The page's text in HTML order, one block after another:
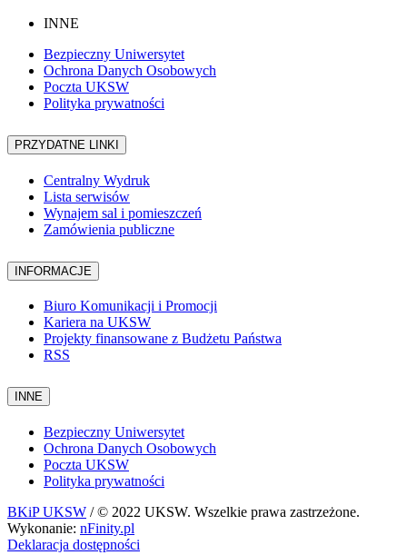
INNE
Bezpieczny Uniwersytet
Ochrona Danych Osobowych
Poczta UKSW
Polityka prywatności
PRZYDATNE LINKI
Centralny Wydruk
Lista serwisów
Wynajem sal i pomieszczeń
Zamówienia publiczne
INFORMACJE
Biuro Komunikacji i Promocji
Kariera na UKSW
Projekty finansowane z Budżetu Państwa
RSS
INNE
Bezpieczny Uniwersytet
Ochrona Danych Osobowych
Poczta UKSW
Polityka prywatności
BKiP UKSW / © 2022 UKSW. Wszelkie prawa zastrzeżone.
Wykonanie: nFinity.pl
Deklaracja dostępności